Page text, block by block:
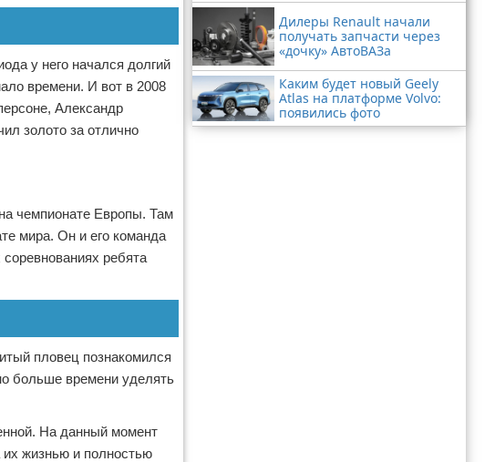
у него начался долгий
времени. И вот в 2008
Александр
золото за отлично
чемпионате Европы. Там
мира. Он и его команда
ребята
пловец познакомился
больше времени уделять
На данный момент
их жизнью и полностью
Дилеры Renault начали
получать запчасти через
«дочку» АвтоВАЗа
Каким будет новый Geely
Atlas на платформе Volvo:
появились фото